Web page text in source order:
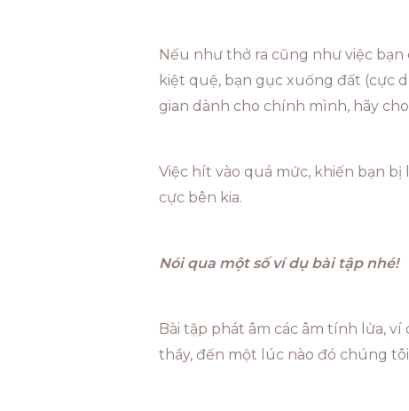
Nếu như thở ra cũng như việc bạn
kiệt quệ, bạn gục xuống đất (cực
gian dành cho chính mình, hãy
Việc hít vào quá mức, khiến bạn
cực bên kia.
Nói qua một số ví dụ bài tập nhé!
Bài tập phát âm các âm tính lửa,
thầy, đến một lúc nào đó chúng